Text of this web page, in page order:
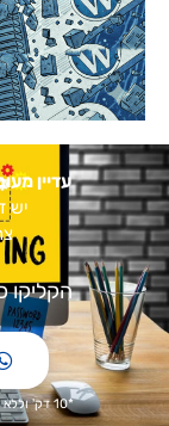
עדיין
יש
הקליקו
*10 דק' וללא התחייבות | 1 על 1 | מדברים מעשית על העסק שלך